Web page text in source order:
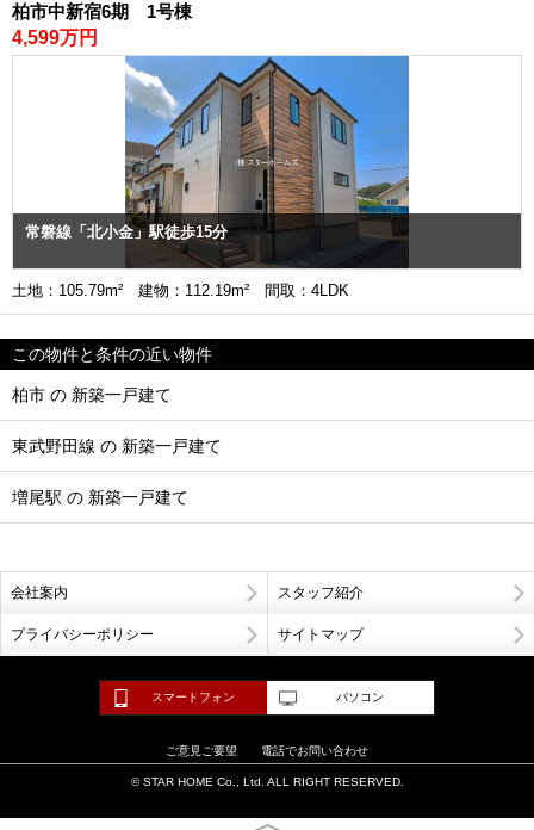
柏市中新宿6期 1号棟
4,599万円
常磐線「北小金」駅徒歩15分
土地：105.79m² 建物：112.19m² 間取：4LDK
この物件と条件の近い物件
柏市 の 新築一戸建て
東武野田線 の 新築一戸建て
増尾駅 の 新築一戸建て
会社案内 スタッフ紹介
プライバシーポリシー サイトマップ
スマートフォン パソコン
ご意見ご要望 電話でお問い合わせ
© STAR HOME Co., Ltd. ALL RIGHT RESERVED.